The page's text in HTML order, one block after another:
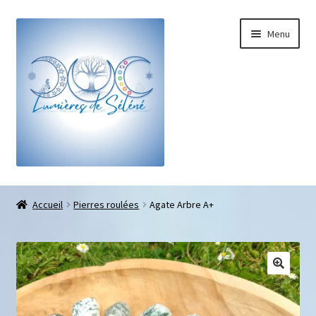
Menu
Boutique
Galets pouce anti-stress
Pendentifs sifflet et fioles
Accueil Pierres roulées Agate Arbre A+